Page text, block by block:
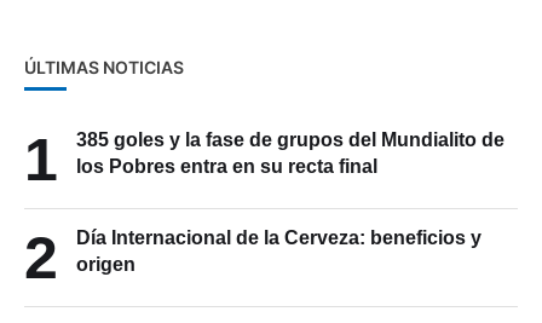
ÚLTIMAS NOTICIAS
1
385 goles y la fase de grupos del Mundialito de
los Pobres entra en su recta final
2
Día Internacional de la Cerveza: beneficios y
origen